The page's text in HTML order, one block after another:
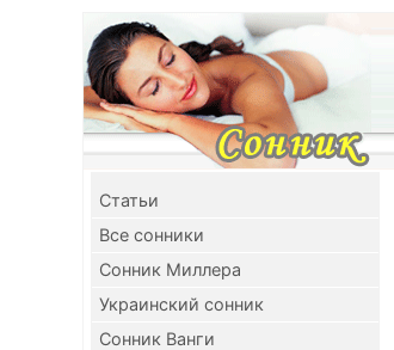
Cтатьи
Все сонники
Сонник Миллера
Украинский сонник
Сонник Ванги